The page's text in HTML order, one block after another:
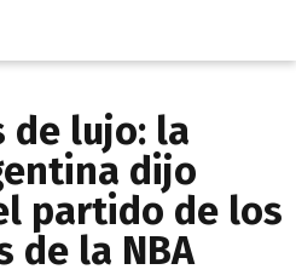
de lujo: la
dijo
partido de los
de la NBA